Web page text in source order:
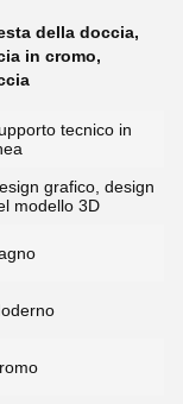
della doccia,
in cromo,
tecnico in
grafico, design
modello 3D